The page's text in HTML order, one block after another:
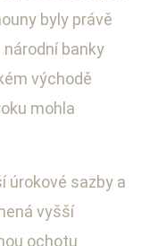
byly právě
národní banky
východě
mohla
úrokové sazby a
vyšší
ochotu